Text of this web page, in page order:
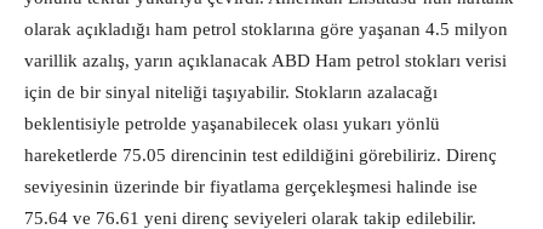
olarak açıkladığı ham petrol stoklarına göre yaşanan 4.5 milyon
varillik azalış, yarın açıklanacak ABD Ham petrol stokları verisi
için de bir sinyal niteliği taşıyabilir. Stokların azalacağı
beklentisiyle petrolde yaşanabilecek olası yukarı yönlü
hareketlerde 75.05 direncinin test edildiğini görebiliriz. Direnç
seviyesinin üzerinde bir fiyatlama gerçekleşmesi halinde ise
75.64 ve 76.61 yeni direnç seviyeleri olarak takip edilebilir.